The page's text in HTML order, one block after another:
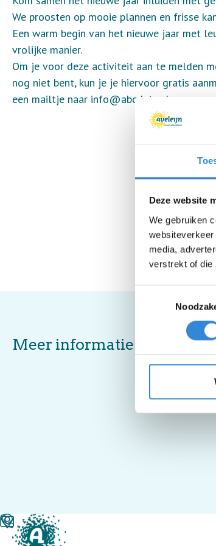
Deze website
We gebruiken
media,
verstrekt of die
We proosten op mooie plannen en frisse
Een warm begin van het nieuwe jaar met
vrolijke manier.
Om je voor deze activiteit aan te melden
nog niet bent, kun je je hiervoor gratis
een mailtje naar info@abcdate.nl .
Meer informatie